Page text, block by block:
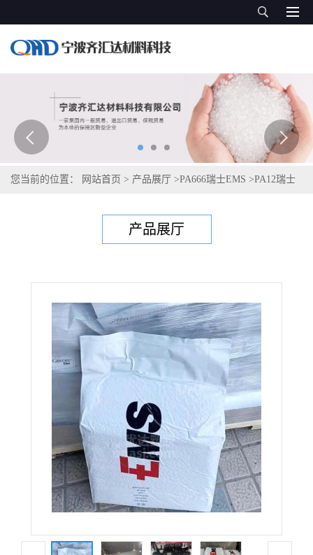
您当前的位置： 网站首页 > 产品展厅 >PA666瑞士EMS >PA12瑞士
产品展厅